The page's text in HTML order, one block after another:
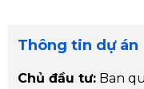
Thông tin dự án
Chủ đầu tư: Ban